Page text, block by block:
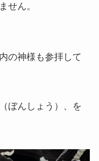
せん。
の神様も参拝して
ぼんしょう）、を